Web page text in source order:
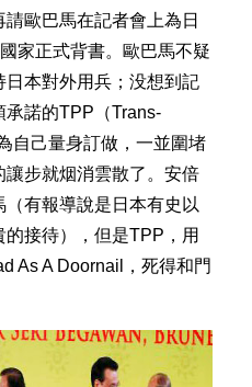
歐巴馬在記者會上為日
家正式背書。歐巴馬不疑
本對外用兵；没想到記
諾的TPP（Trans-
自己量身訂做，一並圍堵
步就烟消雲散了。安倍
有報導說是日本有史以
接待），但是TPP，用
As A Doornail，死得和門